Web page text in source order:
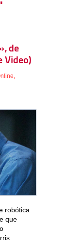
de
Video)
,
robótica
que